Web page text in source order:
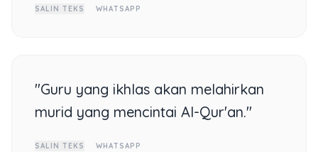
SALIN TEKS WHATSAPP
"Guru yang ikhlas akan melahirkan
murid yang mencintai Al-Qur'an."
SALIN TEKS WHATSAPP